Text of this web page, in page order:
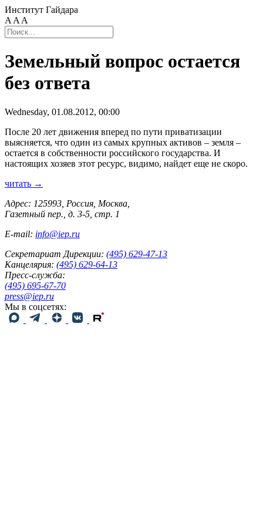
Институт Гайдара
A A A
Земельный вопрос остается
без ответа
Wednesday, 01.08.2012, 00:00
После 20 лет движения вперед по пути приватизации
выясняется, что один из самых крупных активов – земля –
остается в собственности российского государства. И
настоящих хозяев этот ресурс, видимо, найдет еще не скоро.
читать →
Адрес: 125993, Россия, Москва,
Газетный пер., д. 3-5, стр. 1
E-mail: info@iep.ru
Секретариат Дирекции: (495) 629-47-13
Канцелярия: (495) 629-64-13
Пресс-служба:
(495) 695-67-70
press@iep.ru
Мы в соцсетях: